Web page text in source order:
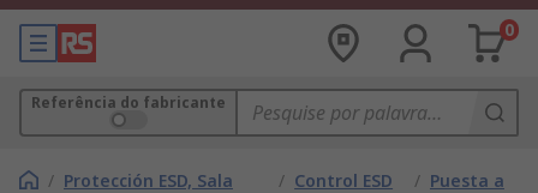
0
Referência do fabricante
/ Protección ESD, Sala
/ Control ESD
/ Puesta a